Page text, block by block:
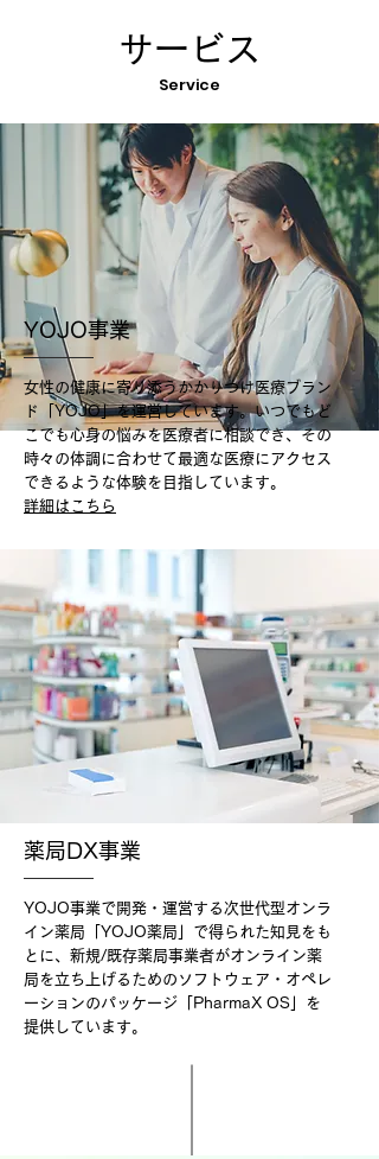
サービス
Service
薬局DX事業
YOJO事業で開発・運営する次世代型オンラ
イン薬局「YOJO薬局」で得られた知見をも
とに、新規/既存薬局事業者がオンライン薬
局を立ち上げるためのソフトウェア・オペレ
ーションのパッケージ「PharmaX OS」を
提供しています。
YOJO事業
女性の健康に寄り添うかかりつけ医療ブラン
ド「YOJO」を運営しています。いつでもど
こでも心身の悩みを医療者に相談でき、その
時々の体調に合わせて最適な医療にアクセス
できるような体験を目指しています。​
​詳細はこちら